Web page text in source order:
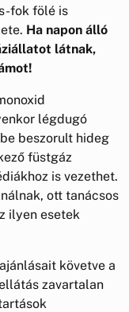
fok fölé is
Ha napon álló
látnak,
légdugó
beszorult hideg
füstgáz
is vezethet.
ott tanácsos
ilyen esetek
követve a
zavartalan